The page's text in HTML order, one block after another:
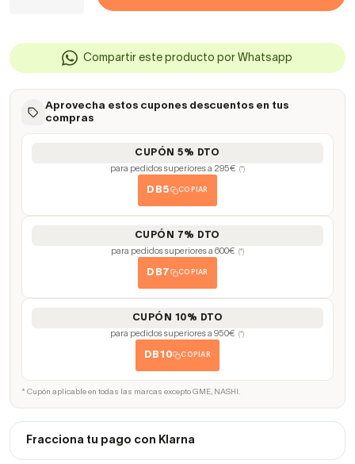
Compartir este producto por Whatsapp
Aprovecha estos cupones descuentos en tus
compras
CUPÓN 5% DTO
para pedidos superiores a 295€ (*)
DB5 COPIAR
CUPÓN 7% DTO
para pedidos superiores a 600€ (*)
DB7 COPIAR
CUPÓN 10% DTO
para pedidos superiores a 950€ (*)
DB10 COPIAR
* Cupón aplicable en todas las marcas excepto GME, NASHI.
Fracciona tu pago con Klarna